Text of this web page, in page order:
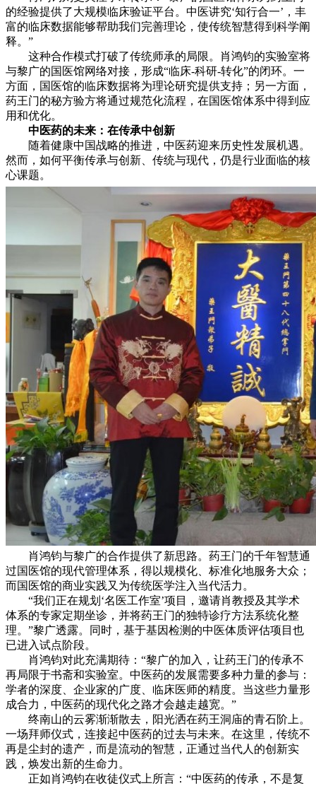
的经验提供了大规模临床验证平台。中医讲究‘知行合一’，丰
富的临床数据能够帮助我们完善理论，使传统智慧得到科学阐
释。”
这种合作模式打破了传统师承的局限。肖鸿钧的实验室将
与黎广的国医馆网络对接，形成“临床-科研-转化”的闭环。一
方面，国医馆的临床数据将为理论研究提供支持；另一方面，
药王门的秘方验方将通过规范化流程，在国医馆体系中得到应
用和优化。
中医药的未来：在传承中创新
随着健康中国战略的推进，中医药迎来历史性发展机遇。
然而，如何平衡传承与创新、传统与现代，仍是行业面临的核
心课题。
肖鸿钧与黎广的合作提供了新思路。药王门的千年智慧通
过国医馆的现代管理体系，得以规模化、标准化地服务大众；
而国医馆的商业实践又为传统医学注入当代活力。
“我们正在规划‘名医工作室’项目，邀请肖教授及其学术
体系的专家定期坐诊，并将药王门的独特诊疗方法系统化整
理。”黎广透露。同时，基于基因检测的中医体质评估项目也
已进入试点阶段。
肖鸿钧对此充满期待：“黎广的加入，让药王门的传承不
再局限于书斋和实验室。中医药的发展需要多种力量的参与：
学者的深度、企业家的广度、临床医师的精度。当这些力量形
成合力，中医药的现代化之路才会越走越宽。”
终南山的云雾渐渐散去，阳光洒在药王洞庙的青石阶上。
一场拜师仪式，连接起中医药的过去与未来。在这里，传统不
再是尘封的遗产，而是流动的智慧，正通过当代人的创新实
践，焕发出新的生命力。
正如肖鸿钧在收徒仪式上所言：“中医药的传承，不是复